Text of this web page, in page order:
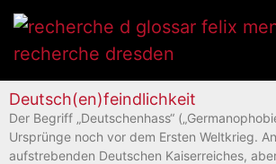
Deutsch(en)feindlichkeit
Der Begriff „Deutschenhass“
Ursprünge noch vor dem Ersten Weltkrieg.
aufstrebenden Deutschen Kaiserreiches,